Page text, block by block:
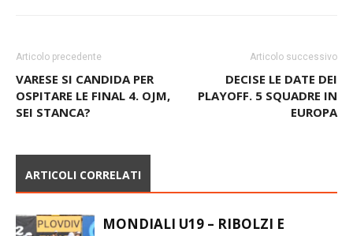
Articolo precedente
VARESE SI CANDIDA PER
OSPITARE LE FINAL 4. OJM,
SEI STANCA?
Articolo successivo
DECISE LE DATE DEI
PLAYOFF. 5 SQUADRE IN
EUROPA
ARTICOLI CORRELATI
MONDIALI U19 – RIBOLZI E